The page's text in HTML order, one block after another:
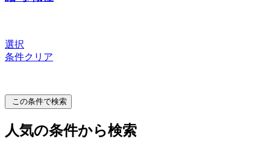
選択
条件クリア
この条件で検索
人気の条件から検索